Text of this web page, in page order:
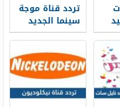
تردد قناة موجة
سينما الجديد
2026 Moga
Cinema على
نايل سات